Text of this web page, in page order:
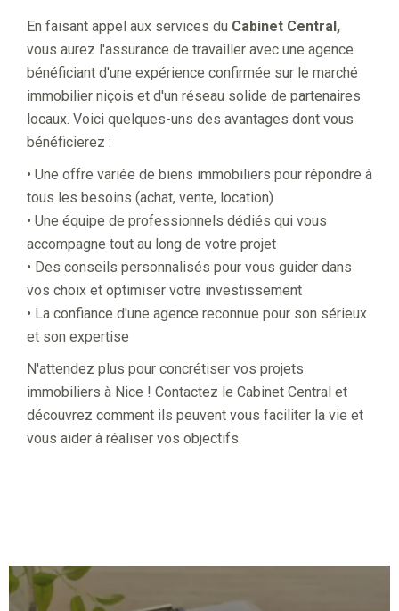
En faisant appel aux services du Cabinet Central,
vous aurez l'assurance de travailler avec une agence
bénéficiant d'une expérience confirmée sur le marché
immobilier niçois et d'un réseau solide de partenaires
locaux. Voici quelques-uns des avantages dont vous
bénéficierez :
• Une offre variée de biens immobiliers pour répondre à
tous les besoins (achat, vente, location)
• Une équipe de professionnels dédiés qui vous
accompagne tout au long de votre projet
• Des conseils personnalisés pour vous guider dans
vos choix et optimiser votre investissement
• La confiance d'une agence reconnue pour son sérieux
et son expertise
N'attendez plus pour concrétiser vos projets
immobiliers à Nice ! Contactez le Cabinet Central et
découvrez comment ils peuvent vous faciliter la vie et
vous aider à réaliser vos objectifs.